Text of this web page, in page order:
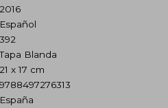
2016
Español
392
Blanda
21 x 17 cm
9788497276313
España